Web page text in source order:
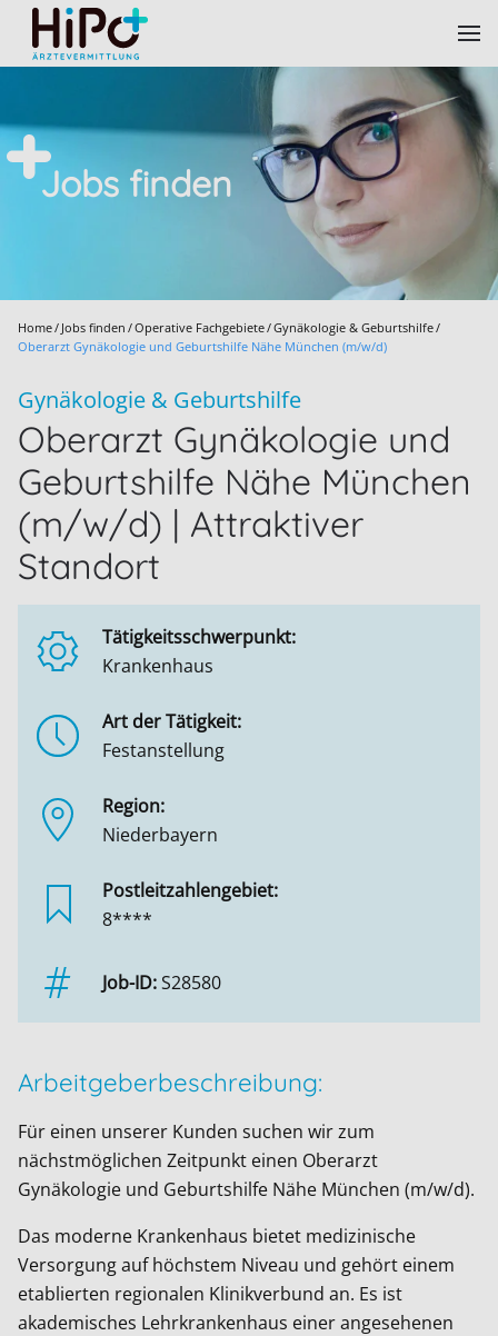
Skip to main content
Jobs finden
Home Jobs finden Operative Fachgebiete Gynäkologie & Geburtshilfe
Oberarzt Gynäkologie und Geburtshilfe Nähe München (m/w/d)
Gynäkologie & Geburtshilfe
Oberarzt Gynäkologie und
Geburtshilfe Nähe München
(m/w/d) | Attraktiver
Standort
Tätigkeitsschwerpunkt:
Krankenhaus
Art der Tätigkeit:
Festanstellung
Region:
Niederbayern
Postleitzahlengebiet:
8****
Job-ID:S28580
Arbeitgeberbeschreibung:
Für einen unserer Kunden suchen wir zum
nächstmöglichen Zeitpunkt einen Oberarzt
Gynäkologie und Geburtshilfe Nähe München (m/w/d).
Das moderne Krankenhaus bietet medizinische
Versorgung auf höchstem Niveau und gehört einem
etablierten regionalen Klinikverbund an. Es ist
akademisches Lehrkrankenhaus einer angesehenen